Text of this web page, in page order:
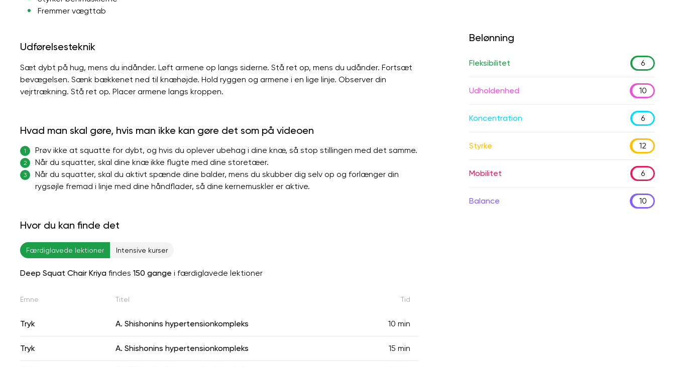
Fremmer vægttab
Udførelsesteknik
Sæt dybt på hug, mens du indånder. Løft armene op langs siderne. Stå ret op, mens du udånder. Fortsæt
bevægelsen. Sænk bækkenet ned til knæhøjde. Hold ryggen og armene i en lige linje. Observer din
vejrtrækning. Stå ret op. Placer armene langs kroppen.
Hvad man skal gøre, hvis man ikke kan gøre det som på videoen
1 Prøv ikke at squatte for dybt, og hvis du oplever ubehag i dine knæ, så stop stillingen med det samme.
2 Når du squatter, skal dine knæ ikke flugte med dine storetæer.
3
Når du squatter, skal du aktivt spænde dine balder, mens du skubber dig selv op og forlænger din
rygsøjle fremad i linje med dine håndflader, så dine kernemuskler er aktive.
Hvor du kan finde det
Færdiglavede lektioner Intensive kurser
Deep Squat Chair Kriya findes 150 gange i færdiglavede lektioner
Emne Titel Tid
Tryk A. Shishonins hypertensionkompleks 10 min
Tryk A. Shishonins hypertensionkompleks 15 min
Belønning
Fleksibilitet 6
Udholdenhed 10
Koncentration 6
Styrke 12
Mobilitet 6
Balance 10